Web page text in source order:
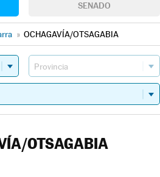
SENADO
» OCHAGAVÍA/OTSAGABIA
OTSAGABIA